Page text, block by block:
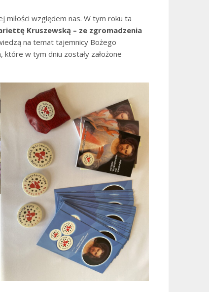
miłości względem nas. W tym roku ta
Kruszewską – ze zgromadzenia
na temat tajemnicy Bożego
które w tym dniu zostały założone